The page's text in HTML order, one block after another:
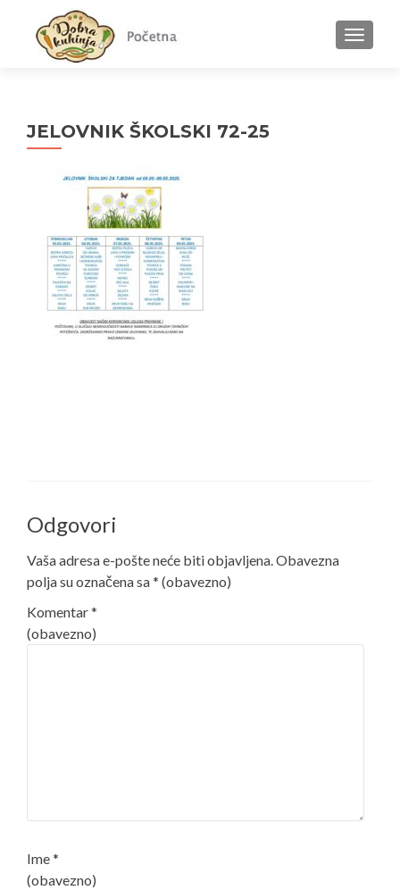
MENU
JELOVNIK ŠKOLSKI 72-25
Odgovori
Vaša adresa e-pošte neće biti objavljena.Obavezna
polja su označena sa* (obavezno)
Komentar*
(obavezno)
Ime*
(obavezno)